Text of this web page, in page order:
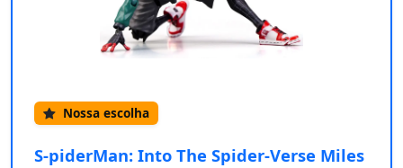
Nossa escolha
S-piderMan: Into The Spider-Verse Miles